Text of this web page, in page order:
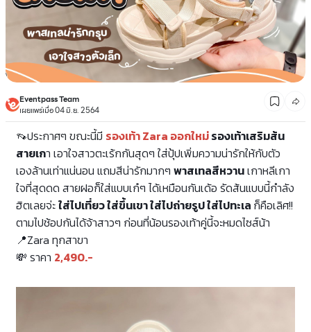
Eventpass Team
เผยแพร่เมื่อ 04 มิ.ย. 2564
👡ประกาศๆ ขณะนี้มี รองเท้าZara ออกใหม่รองเท้าเสริมส้น
สายเกา เอาใจสาวตะเร้กกันสุดๆ ใส่ปุ้ปเพิ่มความน่ารักให้กับตัว
เองล้านเท่าแน่นอน แถมสีน่ารักมากๆ พาสเทลสีหวานเกาหลีเกา
ใจที่สุดดด สายฝอก็ใส่แบบเก๋ๆ ได้เหมือนกันเด้อ รัดส้นแบบนี้กำลัง
ฮิตเลยจ่ะใส่ไปเที่ยว ใส่ขึ้นเขา ใส่ไปถ่ายรูป ใส่ไปทะเล ก็คือเลิศ!!
ตามไปช้อปกันได้จ้าสาวๆ ก่อนที่น้อนรองเท้าคู่นี้จะหมดไซส์น้า
📍Zara ทุกสาขา
💸 ราคา 2,490.-